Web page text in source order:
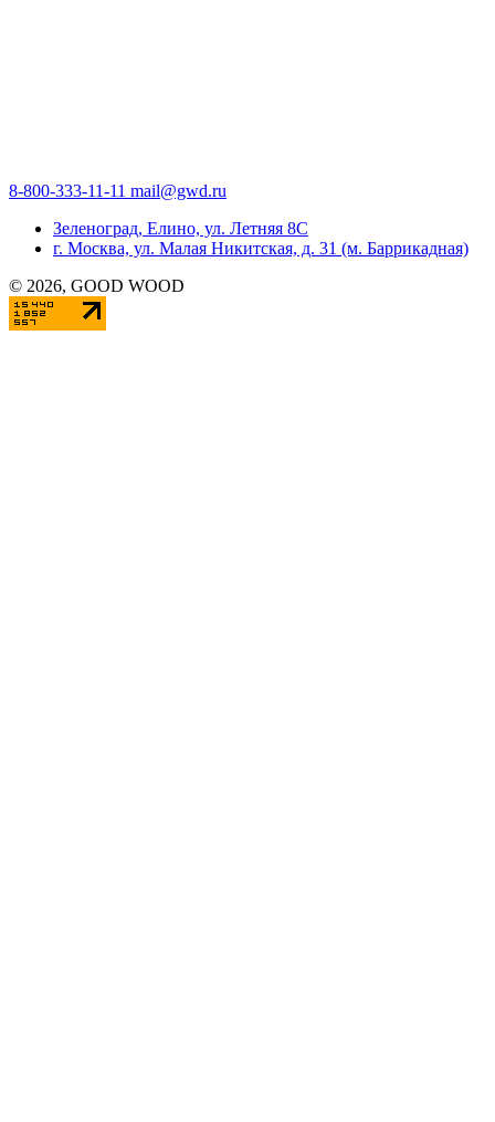
8-800-333-11-11 mail@gwd.ru
Зеленоград, Елино, ул. Летняя 8С
г. Москва, ул. Малая Никитская, д. 31 (м. Баррикадная)
© 2026, GOOD WOOD